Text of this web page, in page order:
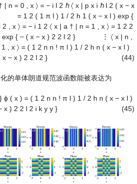
| n = 0 x 〉 = − i l 2 ℏ〈 x | p x i ℏ l 2 ( x − x
= 1 2 ( 1 π l ) 1 / 2 h 1 ( x − x l ) exp {
2 x 〉 = − i 1 2 〈 x | a † | n = 1 x 〉 = 1 2 2
exp { − ( x − x ) 2 2 l 2 } ⋮ 〈 x | n
1 x 〉 = ( 1 2 n n ! π l ) 1 / 2 h n ( x − x l )
x − x ) 2 2 l 2 } (44)
的单体朗道规范波函数能被表达为
} ϕ ( x ) = ( 1 2 n n ! π l ) 1 / 2 h n ( x − x l )
x ) 2 2 l 2 i k y y } (45)